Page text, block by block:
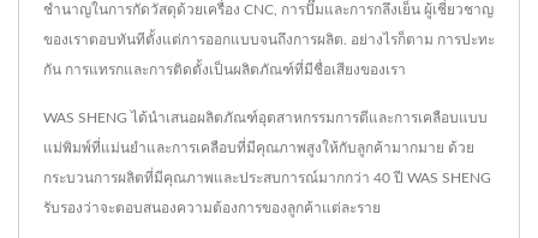
ชำนาญในการกัดวัสดุด้วยเครื่อง CNC, การปั๊มและการกลึงเย็น ผู้เชี่ยวชาญ
ของเราตอบทันทีตั้งแต่การออกแบบจนถึงการผลิต. อย่างไรก็ตาม การปะทะ
กัน การแทรกและการติดตั้งเป็นผลิตภัณฑ์ที่มีชื่อเสียงของเรา
WAS SHENG ได้นำเสนอผลิตภัณฑ์อุตสาหกรรมการตีและการเคลือบแบบ
แม่พิมพ์ที่แม่นยำและการเคลือบที่มีคุณภาพสูงให้กับลูกค้ามากมาย ด้วย
กระบวนการผลิตที่มีคุณภาพและประสบการณ์มากกว่า 40 ปี WAS SHENG
รับรองว่าจะตอบสนองความต้องการของลูกค้าแต่ละราย